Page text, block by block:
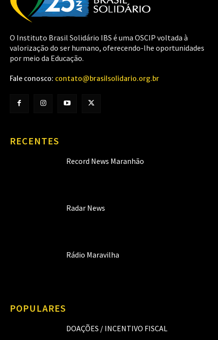
O Instituto Brasil Solidário IBS é uma OSCIP voltada à
valorização do ser humano, oferecendo-lhe oportunidades
por meio da Educação.
Fale conosco: contato@brasilsolidario.org.br
RECENTES
Record News Maranhão
Radar News
Rádio Maravilha
POPULARES
DOAÇÕES / INCENTIVO FISCAL